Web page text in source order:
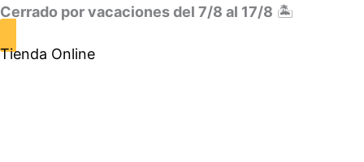
Cerrado por vacaciones del 7/8 al 17/8 🏝️
Tienda Online